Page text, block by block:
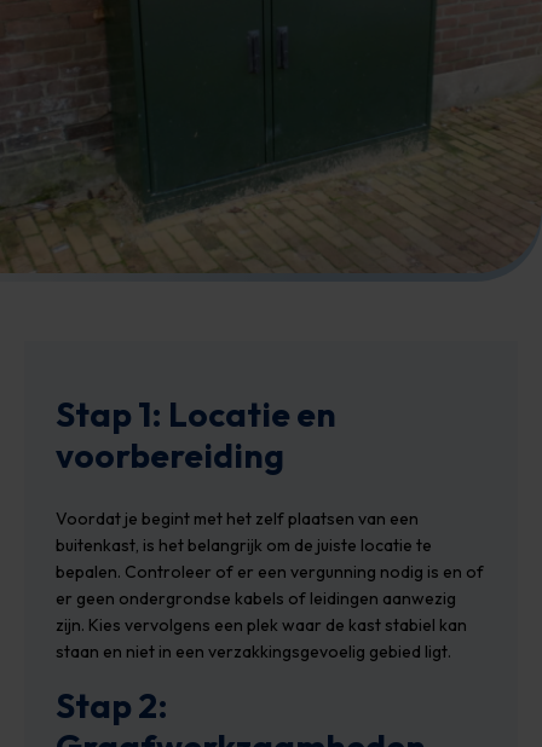
Stap 1: Locatie en
voorbereiding
Voordat je begint met het zelf plaatsen van een
buitenkast, is het belangrijk om de juiste locatie te
bepalen. Controleer of er een vergunning nodig is en of
er geen ondergrondse kabels of leidingen aanwezig
zijn. Kies vervolgens een plek waar de kast stabiel kan
staan en niet in een verzakkingsgevoelig gebied ligt.
Stap 2: